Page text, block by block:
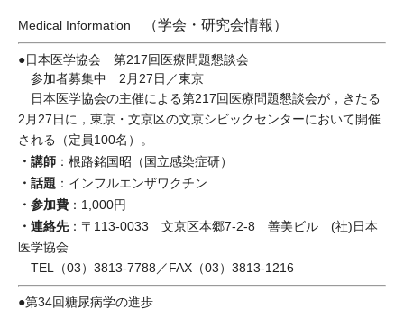
Medical Information （学会・研究会情報）
●日本医学協会 第217回医療問題懇談会
参加者募集中 2月27日／東京
日本医学協会の主催による第217回医療問題懇談会が，きたる
2月27日に，東京・文京区の文京シビックセンターにおいて開催
される（定員100名）。
・講師 ：根路銘国昭（国立感染症研）
・話題 ：インフルエンザワクチン
・参加費 ：1,000円
・連絡先：〒113-0033 文京区本郷7-2-8 善美ビル (社)日本
医学協会
TEL（03）3813-7788／FAX（03）3813-1216
●第34回糖尿病学の進歩